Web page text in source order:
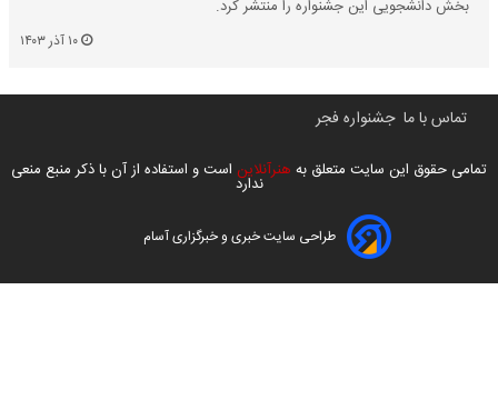
بخش دانشجویی این جشنواره را منتشر کرد.
تماس با ما جشنواره فجر
تمامی حقوق این سایت متعلق به هنرآنلاین است و استفاده از آن با ذکر منبع منعی
ندارد
طراحی سایت خبری و خبرگزاری آسام